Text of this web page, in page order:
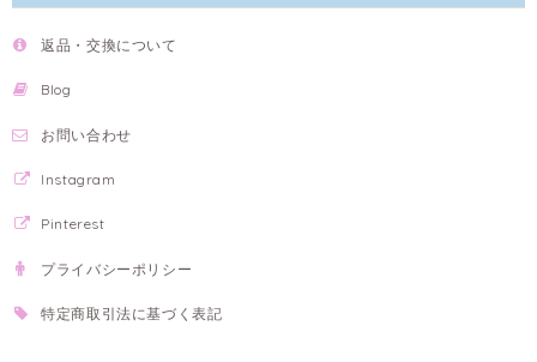
返品・交換について
Blog
お問い合わせ
Instagram
Pinterest
プライバシーポリシー
特定商取引法に基づく表記